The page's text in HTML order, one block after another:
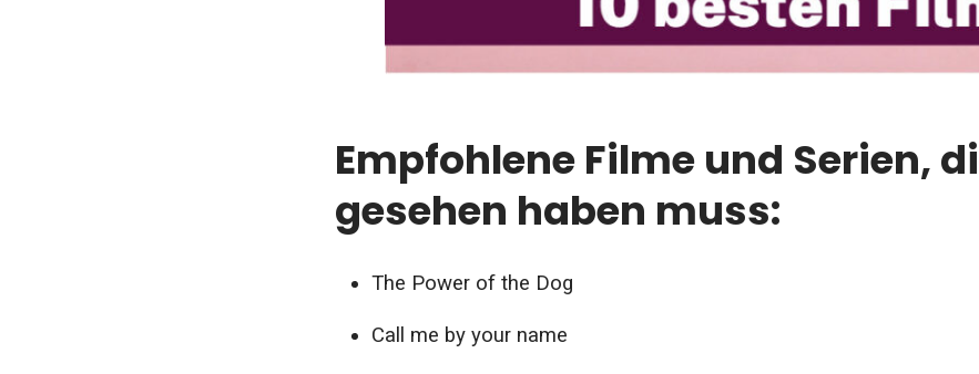
Empfohlene Filme und Serien,
gesehen haben muss:
The Power of the Dog
Call me by your name